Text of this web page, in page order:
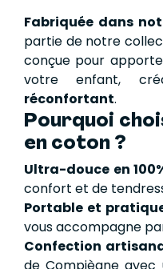
Fabriquée dans
partie de notre
conçue pour
votre enfant,
réconfortant.
Pourquoi
en coton ?
Ultra-douce en
confort et de
Portable et
vous accompagne
Confection
de Compiègne